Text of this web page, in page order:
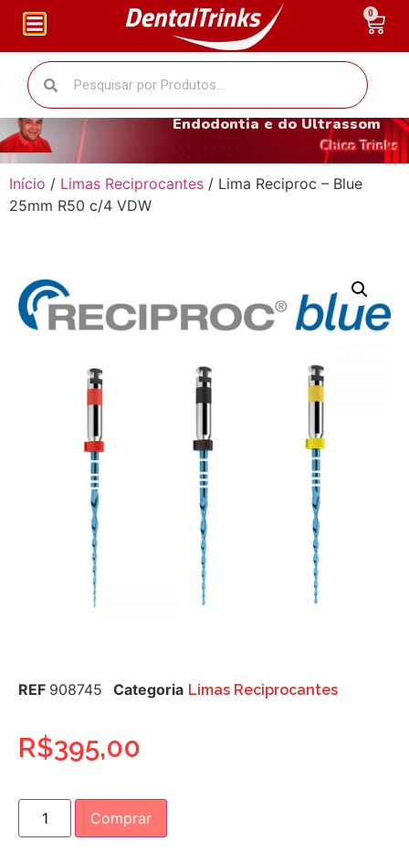
O fantástico mundo da
Endodontia e do Ultrassom
Chico Trinks
Início / Limas Reciprocantes / Lima Reciproc – Blue
25mm R50 c/4 VDW
REF 908745 Categoria Limas Reciprocantes
R$395,00
Comprar
0